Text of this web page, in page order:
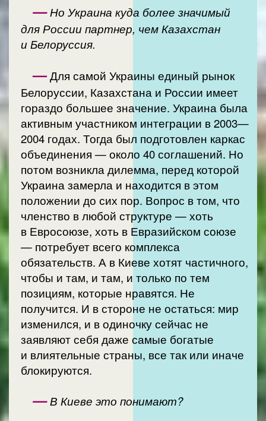
—Но Украина куда более значимый
для России партнер, чем Казахстан
и Белоруссия.
—Для самой Украины единый рынок
Белоруссии, Казахстана и России имеет
гораздо большее значение. Украина была
активным участником интеграции в 2003—
2004 годах. Тогда был подготовлен каркас
объединения — около 40 соглашений. Но
потом возникла дилемма, перед которой
Украина замерла и находится в этом
положении до сих пор. Вопрос в том, что
членство в любой структуре — хоть
в Евросоюзе, хоть в Евразийском союзе
— потребует всего комплекса
обязательств. А в Киеве хотят частичного,
чтобы и там, и там, и только по тем
позициям, которые нравятся. Не
получится. И в стороне не остаться: мир
изменился, и в одиночку сейчас не
заявляют себя даже самые богатые
и влиятельные страны, все так или иначе
блокируются.
—В Киеве это понимают?